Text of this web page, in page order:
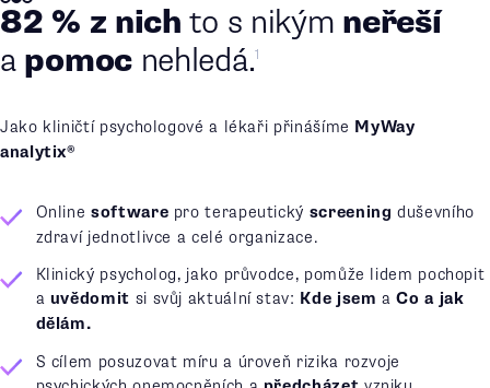
kolegů
82 % z nich to s nikým neřeší
a pomocnehledá.1
Jako kliničtí psychologové a lékaři přinášíme MyWay
analytix®
Onlinesoftware pro terapeutický screening duševního
zdraví jednotlivce a celé organizace.
Klinický psycholog, jako průvodce, pomůže lidem pochopit
a uvědomit si svůj aktuální stav: Kde jsem aCo a jak
dělám.
S cílem posuzovat míru a úroveň rizika rozvoje